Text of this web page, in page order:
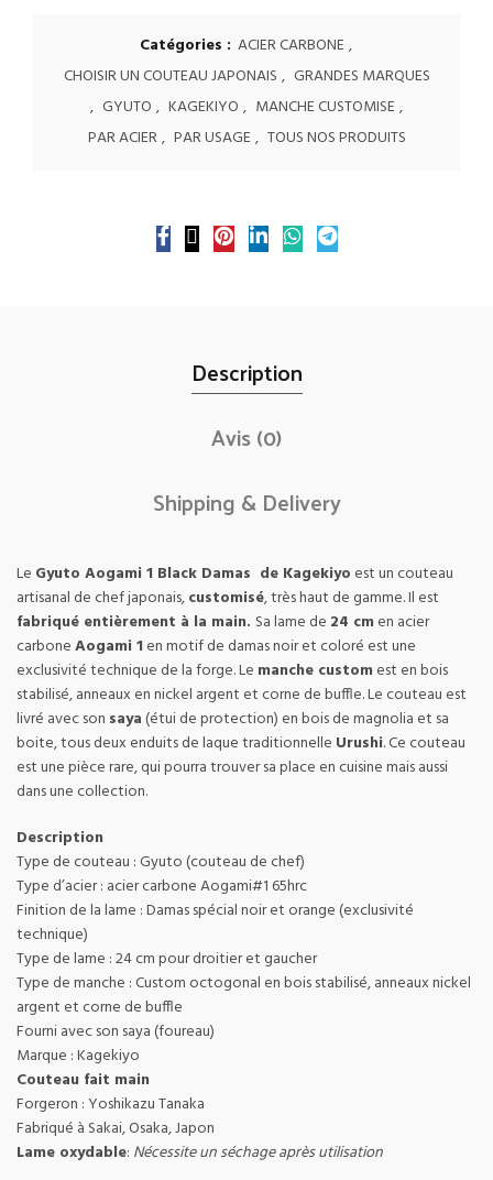
Catégories : ACIER CARBONE ,
CHOISIR UN COUTEAU JAPONAIS , GRANDES MARQUES
, GYUTO , KAGEKIYO , MANCHE CUSTOMISE ,
PAR ACIER, PAR USAGE , TOUS NOS PRODUITS
Description
Avis (0)
Shipping & Delivery
Le Gyuto Aogami 1 Black Damas de Kagekiyo est un couteau
artisanal de chef japonais,customisé, très haut de gamme. Il est
fabriqué entièrement à la main. Sa lame de 24 cm en acier
carboneAogami 1 en motif de damas noir et coloré est une
exclusivité technique de la forge. Le manche custom est en bois
stabilisé, anneaux en nickel argent et corne de buffle. Le couteau est
livré avec son saya(étui de protection) en bois de magnolia et sa
boite, tous deux enduits de laque traditionnelle Urushi. Ce couteau
est une pièce rare, qui pourra trouver sa place en cuisine mais aussi
dans une collection.
Description
Type de couteau : Gyuto (couteau de chef)
Type d’acier : acier carbone Aogami#1 65hrc
Finition de la lame : Damas spécial noir et orange (exclusivité
technique)
Type de lame : 24 cm pour droitier et gaucher
Type de manche : Custom octogonal en bois stabilisé, anneaux nickel
argent et corne de buffle
Fourni avec son saya (foureau)
Marque : Kagekiyo
Couteau fait main
Forgeron : Yoshikazu Tanaka
Fabriqué à Sakai, Osaka, Japon
Lame oxydable: Nécessite un séchage après utilisation